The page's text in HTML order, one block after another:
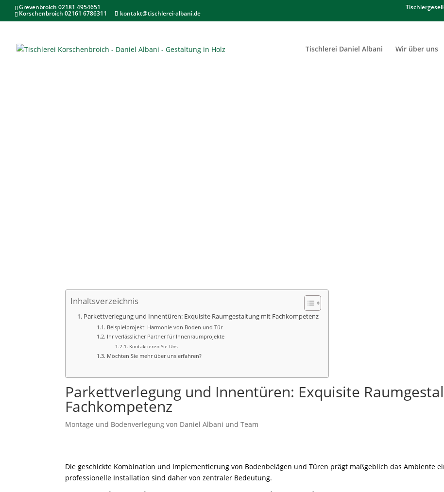
Grevenbroich 02181 4954651
Korschenbroich 02161 6786311 kontakt@tischlerei-albani.de
Tischlerei Daniel Albani Wir über uns
Inhaltsverzeichnis
Parkettverlegung und Innentüren: Exquisite Raumgestaltung mit Fachkompetenz
Beispielprojekt: Harmonie von Boden und Tür
Ihr verlässlicher Partner für Innenraumprojekte
Kontaktieren Sie Uns
Möchten Sie mehr über uns erfahren?
Parkettverlegung und Innentüren: Exquisite
Fachkompetenz
Montage und Bodenverlegung von Daniel Albani und Team
Die geschickte Kombination und Implementierung von Bodenbelägen und Türen prägt maßgeblich das Ambiente
professionelle Installation sind daher von zentraler Bedeutung.